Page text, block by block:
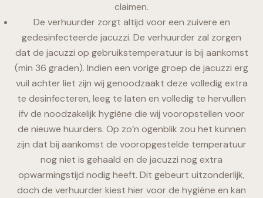
claimen.
De verhuurder zorgt altijd voor een zuivere en
gedesinfecteerde jacuzzi. De verhuurder zal zorgen
dat de jacuzzi op gebruikstemperatuur is bij aankomst
(min 36 graden). Indien een vorige groep de jacuzzi erg
vuil achter liet zijn wij genoodzaakt deze volledig extra
te desinfecteren, leeg te laten en volledig te hervullen
ifv de noodzakelijk hygiëne die wij vooropstellen voor
de nieuwe huurders. Op zo’n ogenblik zou het kunnen
zijn dat bij aankomst de vooropgestelde temperatuur
nog niet is gehaald en de jacuzzi nog extra
opwarmingstijd nodig heeft. Dit gebeurt uitzonderlijk,
doch de verhuurder kiest hier voor de hygiëne en kan